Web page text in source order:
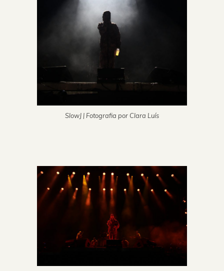
SlowJ | Fotografia por Clara Luís